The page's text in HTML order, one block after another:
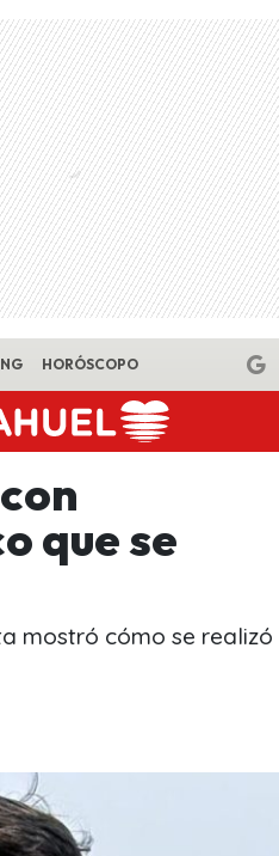
HORÓSCOPO
que se
mostró cómo se realizó